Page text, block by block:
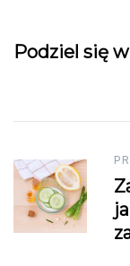
Podziel się
Post
navigation